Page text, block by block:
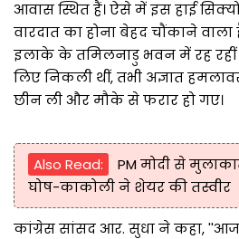
आवास स्थित हैं। ऐसे में इस हाई
वारदात का होना बेहद चौंकाने
इलाके के तमिलनाडु भवन में रह
लिए निकली थीं, तभी अज्ञात
छीन ली और मौके से फरार हो गए।
Also Read:
PM मोदी से
घोष-काकोली ने शेयर की तस्वीर
कांग्रेस सांसद आर. सुधा ने कहा,